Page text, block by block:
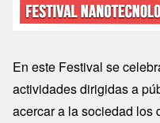
En este Festival se
actividades dirigidas a
acercar a la sociedad los